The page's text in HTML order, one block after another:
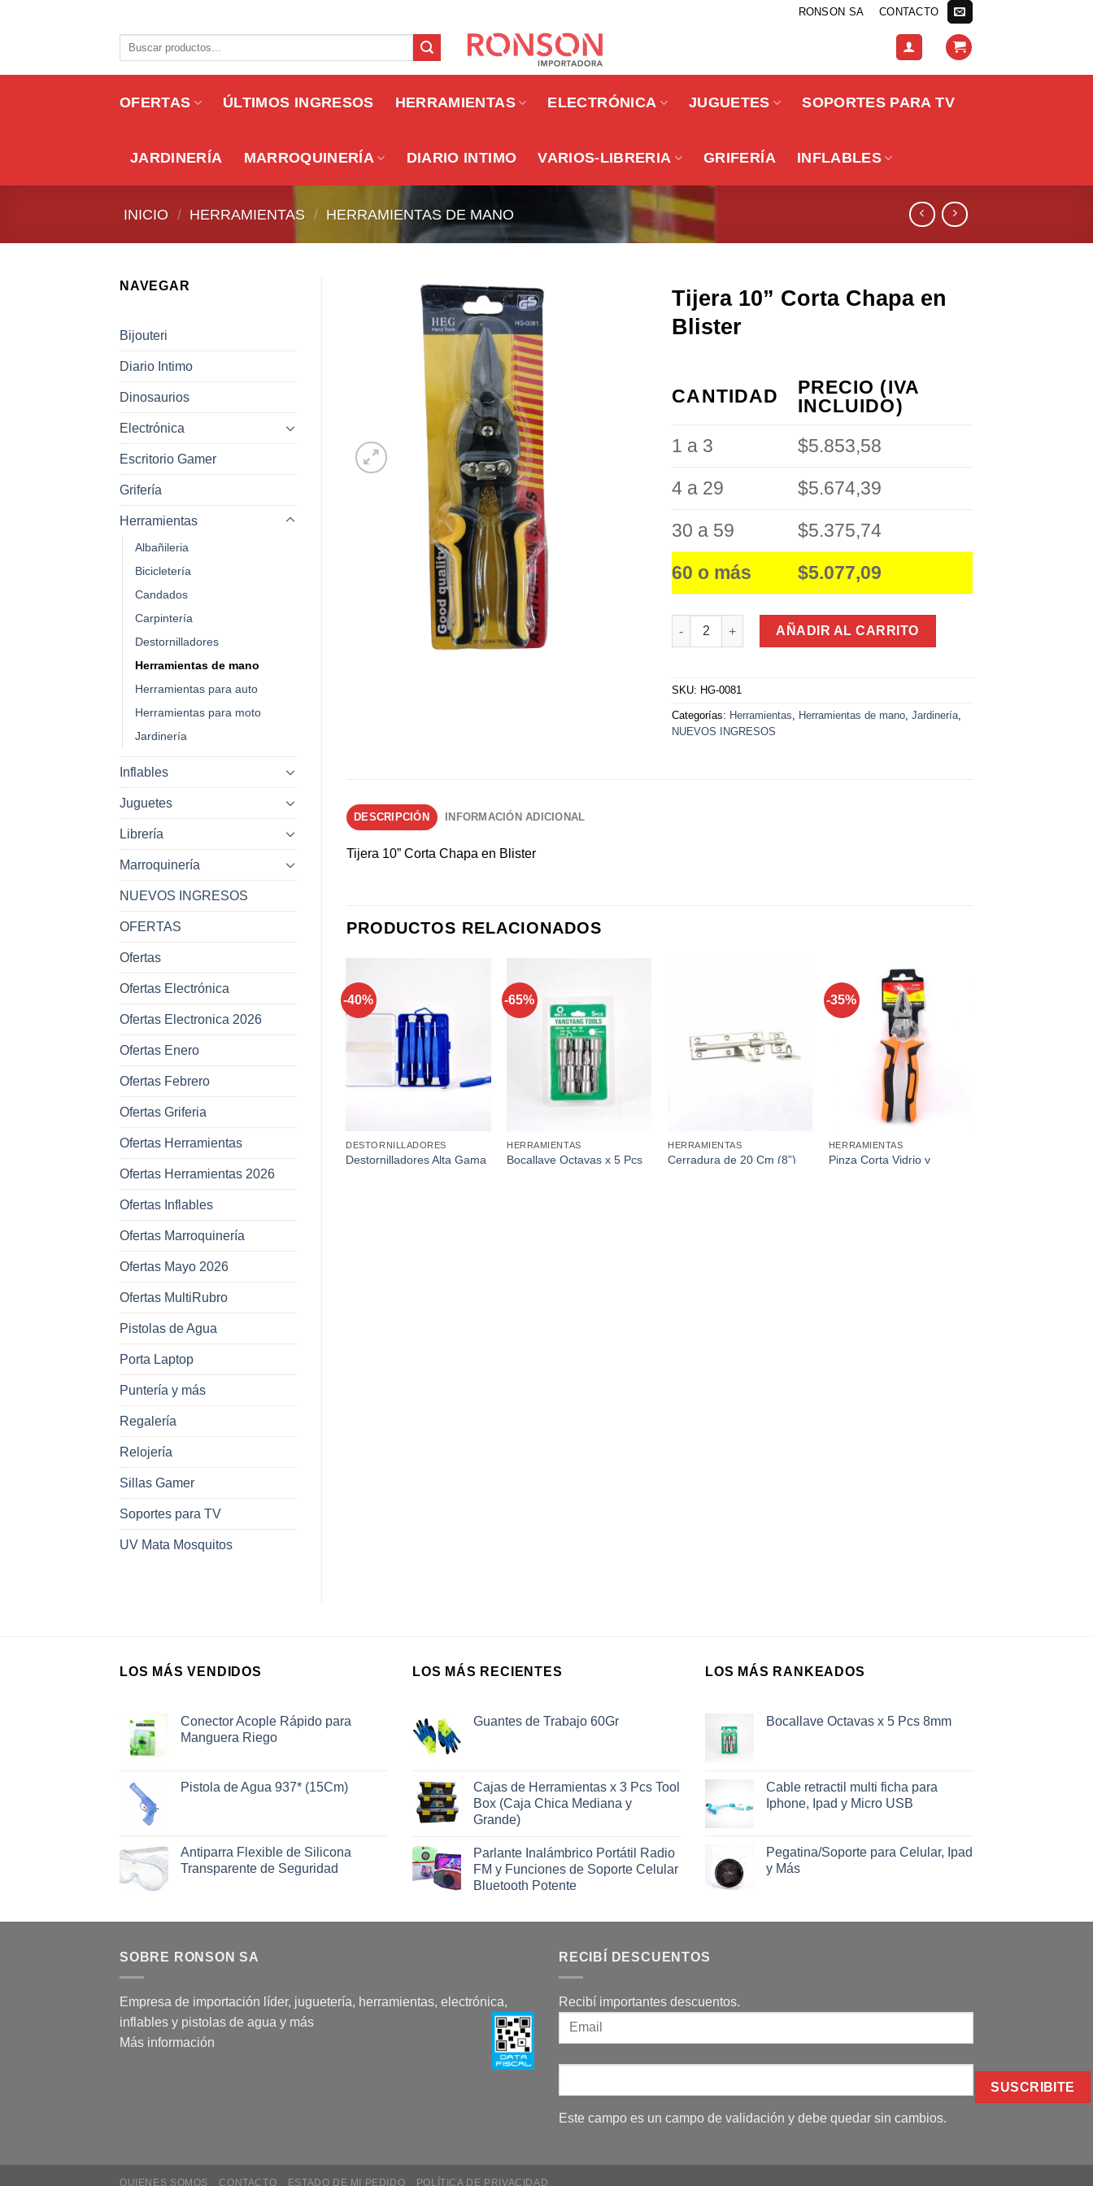
RONSON SA CONTACTO
OFERTAS ÚLTIMOS INGRESOS HERRAMIENTAS ELECTRÓNICA JUGUETES SOPORTES PARA TV
JARDINERÍA MARROQUINERÍA DIARIO INTIMO VARIOS-LIBRERIA GRIFERÍA INFLABLES
INICIO / HERRAMIENTAS / HERRAMIENTAS DE MANO
NAVEGAR
Bijouteri
Diario Intimo
Dinosaurios
Electrónica
Escritorio Gamer
Grifería
Herramientas
Albañileria
Bicicletería
Candados
Carpintería
Destornilladores
Herramientas de mano
Herramientas para auto
Herramientas para moto
Jardinería
Inflables
Juguetes
Librería
Marroquinería
NUEVOS INGRESOS
OFERTAS
Ofertas
Ofertas Electrónica
Ofertas Electronica 2026
Ofertas Enero
Ofertas Febrero
Ofertas Griferia
Ofertas Herramientas
Ofertas Herramientas 2026
Ofertas Inflables
Ofertas Marroquinería
Ofertas Mayo 2026
Ofertas MultiRubro
Pistolas de Agua
Porta Laptop
Puntería y más
Regalería
Relojería
Sillas Gamer
Soportes para TV
UV Mata Mosquitos
Tijera 10” Corta Chapa en
Blister
CANTIDAD
PRECIO (IVA
INCLUIDO)
1 a 3
$5.853,58
4 a 29 $5.674,39
30 a 59 $5.375,74
60 o más $5.077,09
Tijera 10'' Corta Chapa en Blister cantidad
AÑADIR AL CARRITO
SKU: HG-0081
Categorías: Herramientas, Herramientas de mano,Jardinería,
NUEVOS INGRESOS
DESCRIPCIÓN INFORMACIÓN ADICIONAL
Tijera 10” Corta Chapa en Blister
PRODUCTOS RELACIONADOS
-40%
Añadir a
favoritos
DESTORNILLADORES
Destornilladores Alta Gama
-65%
Añadir a
favoritos
HERRAMIENTAS
Bocallave Octavas x 5 Pcs
Añadir a
favoritos
HERRAMIENTAS
Cerradura de 20 Cm (8”)
-35%
favoritos
HERRAMIENTAS
Pinza Corta Vidrio y
HERRAMIENTAS
LOS MÁS VENDIDOS
Conector Acople Rápido para
Manguera Riego
Pistola de Agua 937* (15Cm)
Antiparra Flexible de Silicona
Transparente de Seguridad
LOS MÁS RECIENTES
Guantes de Trabajo 60Gr
Cajas de Herramientas x 3 Pcs Tool
Box (Caja Chica Mediana y
Grande)
Parlante Inalámbrico Portátil Radio
FM y Funciones de Soporte Celular
Bluetooth Potente
LOS MÁS RANKEADOS
Bocallave Octavas x 5 Pcs 8mm
Cable retractil multi ficha para
Iphone, Ipad y Micro USB
Pegatina/Soporte para Celular, Ipad
y Más
SOBRE RONSON SA
Empresa de importación líder, juguetería, herramientas, electrónica,
inflables y pistolas de agua y más
Más información
RECIBÍ DESCUENTOS
Recibí importantes descuentos.
Este campo es un campo de validación y debe quedar sin cambios.
QUIENES SOMOS CONTACTO ESTADO DE MI PEDIDO POLÍTICA DE PRIVACIDAD